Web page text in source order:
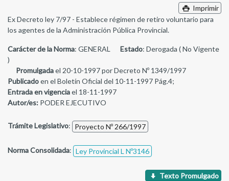
Imprimir
Ex Decreto ley 7/97 - Establece régimen de retiro voluntario para
los agentes de la Administración Pública Provincial.
Carácter de la Norma: GENERAL Estado: Derogada ( No Vigente
)
Promulgadael 20-10-1997 por Decreto Nº 1349/1997
Publicadoen el Boletín Oficial del 10-11-1997 Pág.4;
Entrada en vigenciael 18-11-1997
Autor/es: PODER EJECUTIVO
Trámite Legislativo: Proyecto Nº 266/1997
Norma Consolidada: Ley Provincial L Nº3146
Texto Promulgado